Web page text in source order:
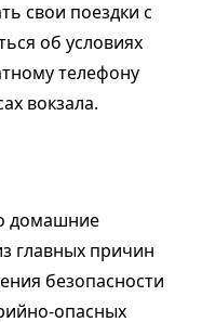
свои поездки с
об условиях
телефону
вокзала.
домашние
главных причин
безопасности
опасных